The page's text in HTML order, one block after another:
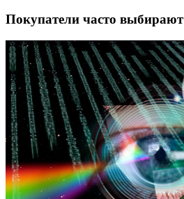
Покупатели часто выбирают